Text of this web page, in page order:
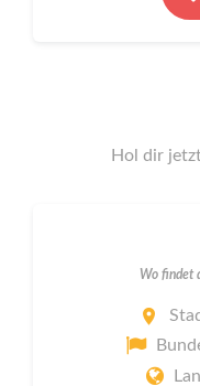
Hol dir
Wo findet